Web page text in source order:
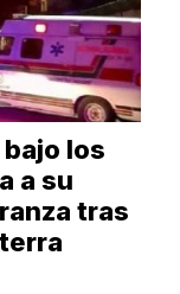
los
a su
tras